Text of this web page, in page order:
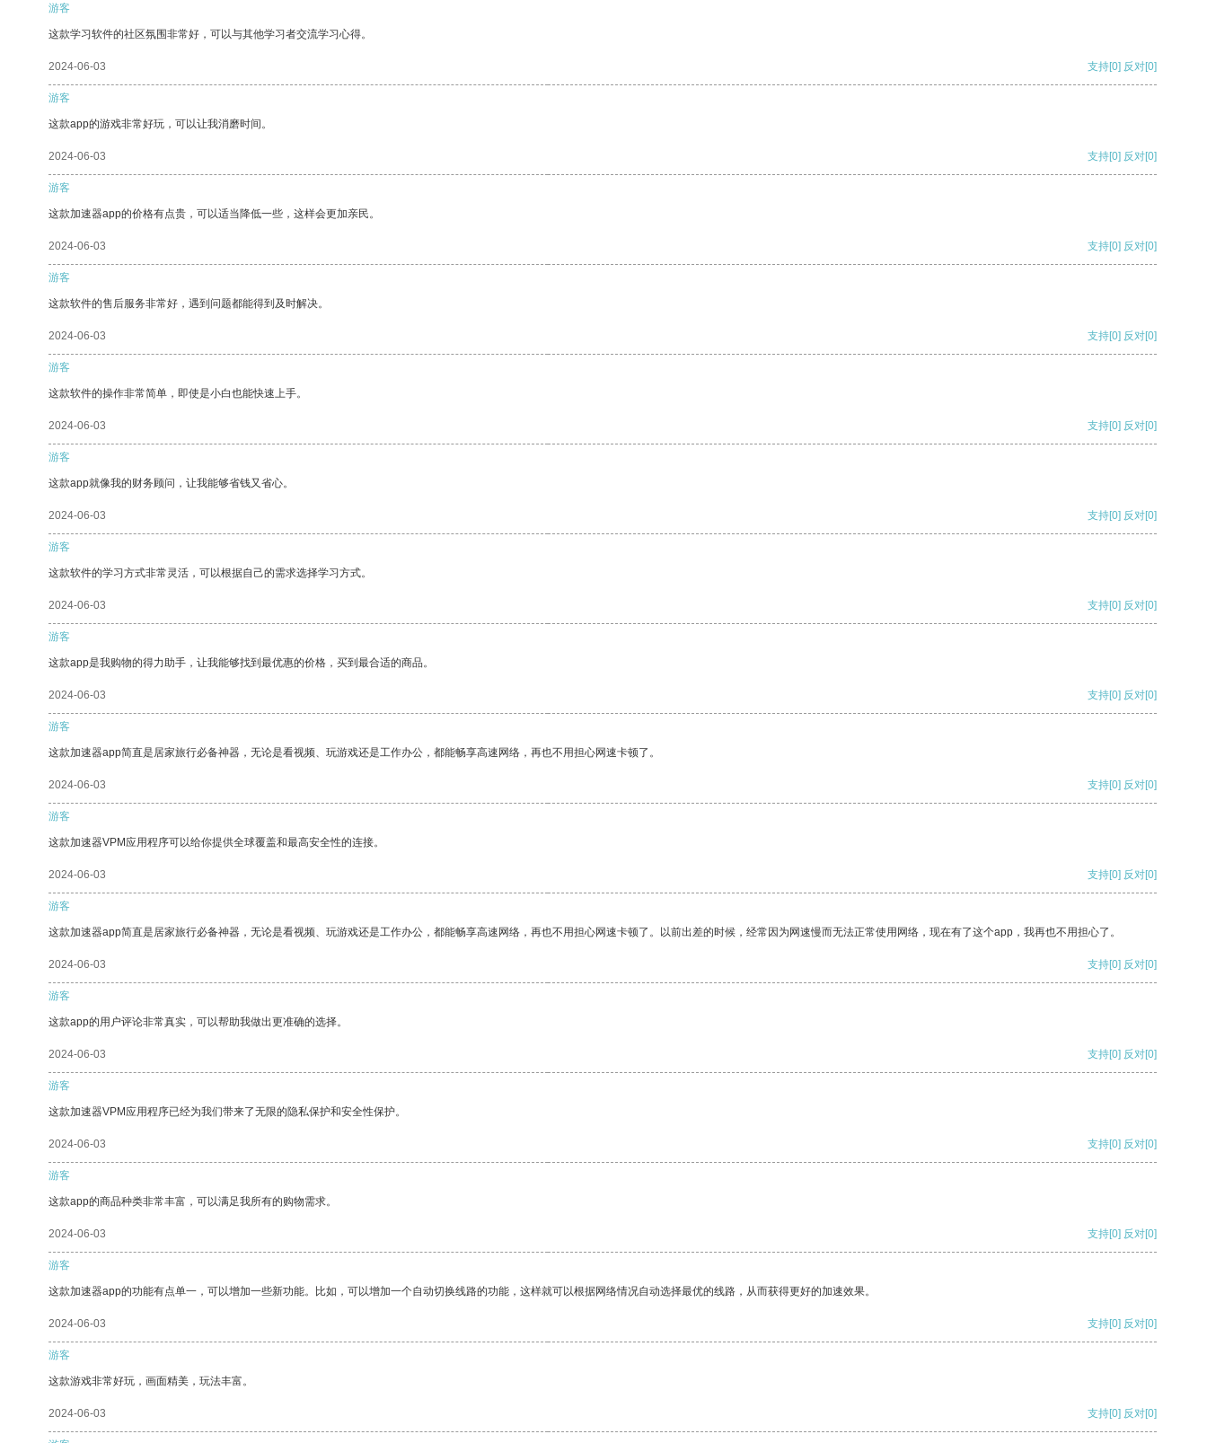
游客
这款学习软件的社区氛围非常好，可以与其他学习者交流学习心得。
2024-06-03 支持[0] 反对[0]
游客
这款app的游戏非常好玩，可以让我消磨时间。
2024-06-03 支持[0] 反对[0]
游客
这款加速器app的价格有点贵，可以适当降低一些，这样会更加亲民。
2024-06-03 支持[0] 反对[0]
游客
这款软件的售后服务非常好，遇到问题都能得到及时解决。
2024-06-03 支持[0] 反对[0]
游客
这款软件的操作非常简单，即使是小白也能快速上手。
2024-06-03 支持[0] 反对[0]
游客
这款app就像我的财务顾问，让我能够省钱又省心。
2024-06-03 支持[0] 反对[0]
游客
这款软件的学习方式非常灵活，可以根据自己的需求选择学习方式。
2024-06-03 支持[0] 反对[0]
游客
这款app是我购物的得力助手，让我能够找到最优惠的价格，买到最合适的商品。
2024-06-03 支持[0] 反对[0]
游客
这款加速器app简直是居家旅行必备神器，无论是看视频、玩游戏还是工作办公，都能畅享高速网络，再也不用担心网速卡顿了。
2024-06-03 支持[0] 反对[0]
游客
这款加速器VPM应用程序可以给你提供全球覆盖和最高安全性的连接。
2024-06-03 支持[0] 反对[0]
游客
这款加速器app简直是居家旅行必备神器，无论是看视频、玩游戏还是工作办公，都能畅享高速网络，再也不用担心网速卡顿了。以前出差的时候，经常因为网速慢而无法正常使用网络，现在有了这个app，我再也不用担心了。
2024-06-03 支持[0] 反对[0]
游客
这款app的用户评论非常真实，可以帮助我做出更准确的选择。
2024-06-03 支持[0] 反对[0]
游客
这款加速器VPM应用程序已经为我们带来了无限的隐私保护和安全性保护。
2024-06-03 支持[0] 反对[0]
游客
这款app的商品种类非常丰富，可以满足我所有的购物需求。
2024-06-03 支持[0] 反对[0]
游客
这款加速器app的功能有点单一，可以增加一些新功能。比如，可以增加一个自动切换线路的功能，这样就可以根据网络情况自动选择最优的线路，从而获得更好的加速效果。
2024-06-03 支持[0] 反对[0]
游客
这款游戏非常好玩，画面精美，玩法丰富。
2024-06-03 支持[0] 反对[0]